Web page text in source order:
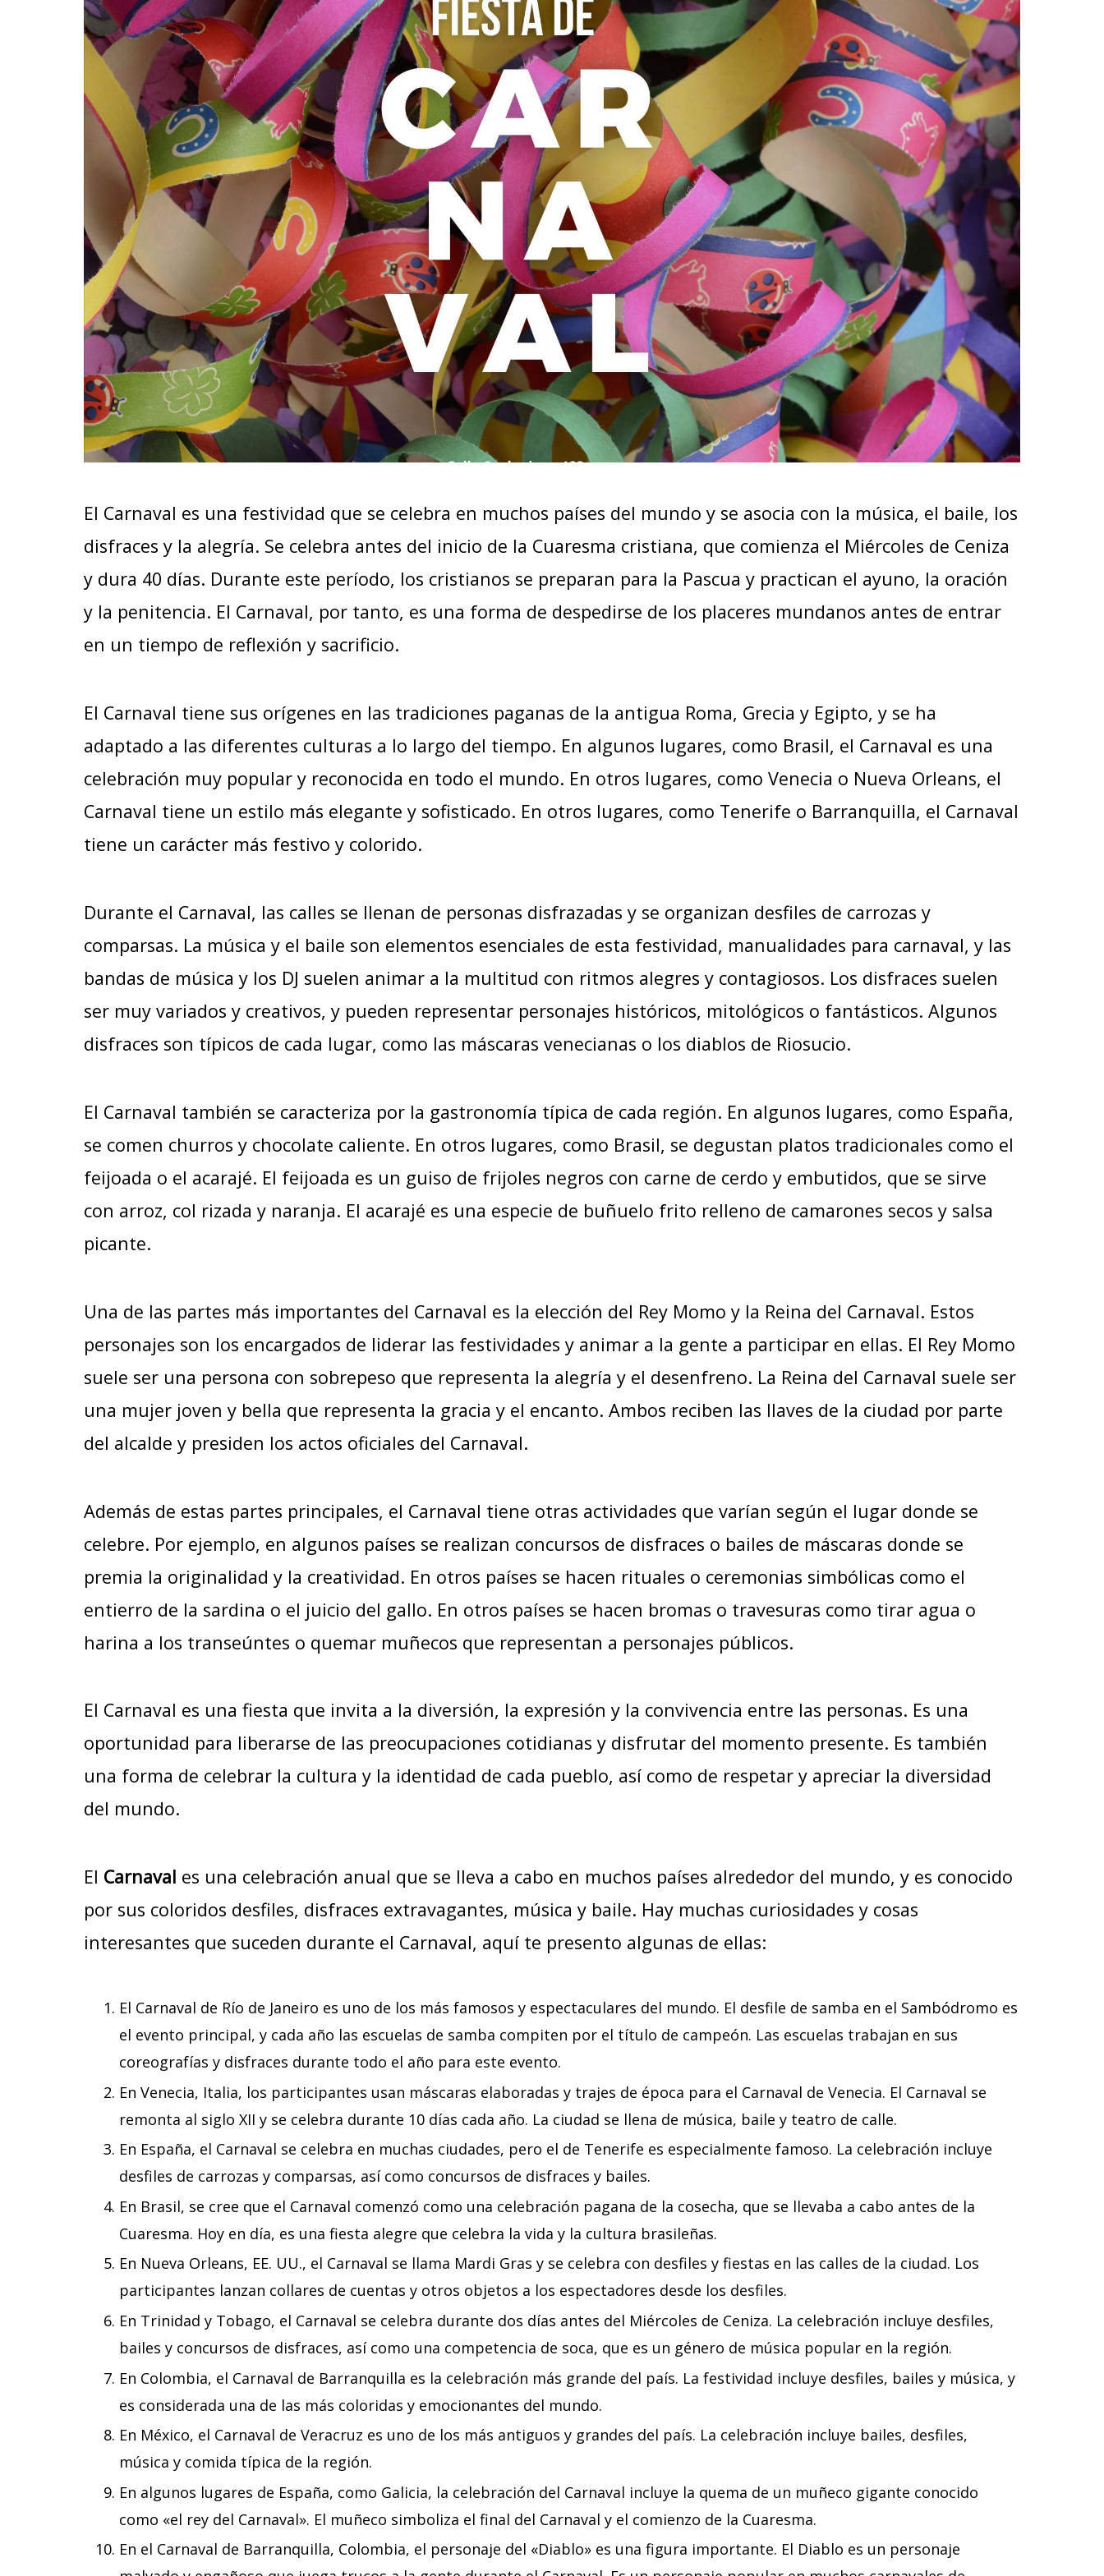
El Carnaval es una festividad que se celebra en muchos países del mundo y se asocia con la música, el baile, los
disfraces y la alegría. Se celebra antes del inicio de la Cuaresma cristiana, que comienza el Miércoles de Ceniza
y dura 40 días. Durante este período, los cristianos se preparan para la Pascua y practican el ayuno, la oración
y la penitencia. El Carnaval, por tanto, es una forma de despedirse de los placeres mundanos antes de entrar
en un tiempo de reflexión y sacrificio.
El Carnaval tiene sus orígenes en las tradiciones paganas de la antigua Roma, Grecia y Egipto, y se ha
adaptado a las diferentes culturas a lo largo del tiempo. En algunos lugares, como Brasil, el Carnaval es una
celebración muy popular y reconocida en todo el mundo. En otros lugares, como Venecia o Nueva Orleans, el
Carnaval tiene un estilo más elegante y sofisticado. En otros lugares, como Tenerife o Barranquilla, el Carnaval
tiene un carácter más festivo y colorido.
Durante el Carnaval, las calles se llenan de personas disfrazadas y se organizan desfiles de carrozas y
comparsas. La música y el baile son elementos esenciales de esta festividad, manualidades para carnaval, y las
bandas de música y los DJ suelen animar a la multitud con ritmos alegres y contagiosos. Los disfraces suelen
ser muy variados y creativos, y pueden representar personajes históricos, mitológicos o fantásticos. Algunos
disfraces son típicos de cada lugar, como las máscaras venecianas o los diablos de Riosucio.
El Carnaval también se caracteriza por la gastronomía típica de cada región. En algunos lugares, como España,
se comen churros y chocolate caliente. En otros lugares, como Brasil, se degustan platos tradicionales como el
feijoada o el acarajé. El feijoada es un guiso de frijoles negros con carne de cerdo y embutidos, que se sirve
con arroz, col rizada y naranja. El acarajé es una especie de buñuelo frito relleno de camarones secos y salsa
picante.
Una de las partes más importantes del Carnaval es la elección del Rey Momo y la Reina del Carnaval. Estos
personajes son los encargados de liderar las festividades y animar a la gente a participar en ellas. El Rey Momo
suele ser una persona con sobrepeso que representa la alegría y el desenfreno. La Reina del Carnaval suele ser
una mujer joven y bella que representa la gracia y el encanto. Ambos reciben las llaves de la ciudad por parte
del alcalde y presiden los actos oficiales del Carnaval.
Además de estas partes principales, el Carnaval tiene otras actividades que varían según el lugar donde se
celebre. Por ejemplo, en algunos países se realizan concursos de disfraces o bailes de máscaras donde se
premia la originalidad y la creatividad. En otros países se hacen rituales o ceremonias simbólicas como el
entierro de la sardina o el juicio del gallo. En otros países se hacen bromas o travesuras como tirar agua o
harina a los transeúntes o quemar muñecos que representan a personajes públicos.
El Carnaval es una fiesta que invita a la diversión, la expresión y la convivencia entre las personas. Es una
oportunidad para liberarse de las preocupaciones cotidianas y disfrutar del momento presente. Es también
una forma de celebrar la cultura y la identidad de cada pueblo, así como de respetar y apreciar la diversidad
del mundo.
El Carnaval es una celebración anual que se lleva a cabo en muchos países alrededor del mundo, y es conocido
por sus coloridos desfiles, disfraces extravagantes, música y baile. Hay muchas curiosidades y cosas
interesantes que suceden durante el Carnaval, aquí te presento algunas de ellas:
El Carnaval de Río de Janeiro es uno de los más famosos y espectaculares del mundo. El desfile de samba en el Sambódromo es
el evento principal, y cada año las escuelas de samba compiten por el título de campeón. Las escuelas trabajan en sus
coreografías y disfraces durante todo el año para este evento.
En Venecia, Italia, los participantes usan máscaras elaboradas y trajes de época para el Carnaval de Venecia. El Carnaval se
remonta al siglo XII y se celebra durante 10 días cada año. La ciudad se llena de música, baile y teatro de calle.
En España, el Carnaval se celebra en muchas ciudades, pero el de Tenerife es especialmente famoso. La celebración incluye
desfiles de carrozas y comparsas, así como concursos de disfraces y bailes.
En Brasil, se cree que el Carnaval comenzó como una celebración pagana de la cosecha, que se llevaba a cabo antes de la
Cuaresma. Hoy en día, es una fiesta alegre que celebra la vida y la cultura brasileñas.
En Nueva Orleans, EE. UU., el Carnaval se llama Mardi Gras y se celebra con desfiles y fiestas en las calles de la ciudad. Los
participantes lanzan collares de cuentas y otros objetos a los espectadores desde los desfiles.
En Trinidad y Tobago, el Carnaval se celebra durante dos días antes del Miércoles de Ceniza. La celebración incluye desfiles,
bailes y concursos de disfraces, así como una competencia de soca, que es un género de música popular en la región.
En Colombia, el Carnaval de Barranquilla es la celebración más grande del país. La festividad incluye desfiles, bailes y música, y
es considerada una de las más coloridas y emocionantes del mundo.
En México, el Carnaval de Veracruz es uno de los más antiguos y grandes del país. La celebración incluye bailes, desfiles,
música y comida típica de la región.
En algunos lugares de España, como Galicia, la celebración del Carnaval incluye la quema de un muñeco gigante conocido
como «el rey del Carnaval». El muñeco simboliza el final del Carnaval y el comienzo de la Cuaresma.
En el Carnaval de Barranquilla, Colombia, el personaje del «Diablo» es una figura importante. El Diablo es un personaje